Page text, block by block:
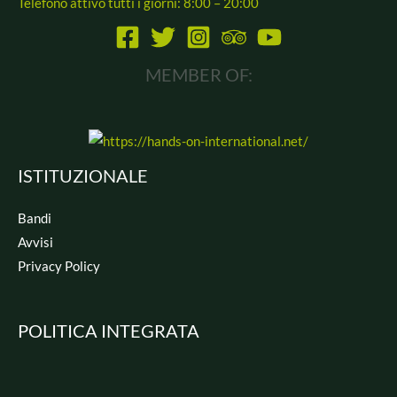
MEMBER OF:
ISTITUZIONALE
Bandi
Avvisi
Privacy Policy
POLITICA INTEGRATA